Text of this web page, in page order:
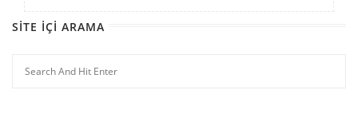
SITE İÇI ARAMA